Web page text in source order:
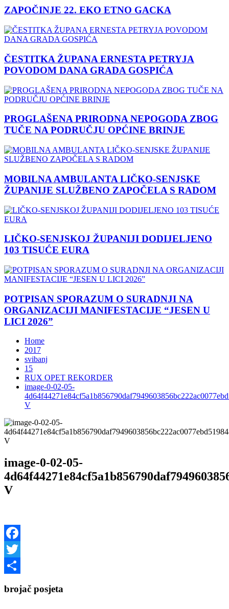
ZAPOČINJE 22. EKO ETNO GACKA
ČESTITKA ŽUPANA ERNESTA PETRYJA
POVODOM DANA GRADA GOSPIĆA
PROGLAŠENA PRIRODNA NEPOGODA ZBOG
TUČE NA PODRUČJU OPĆINE BRINJE
MOBILNA AMBULANTA LIČKO-SENJSKE
ŽUPANIJE SLUŽBENO ZAPOČELA S RADOM
LIČKO-SENJSKOJ ŽUPANIJI DODIJELJENO
103 TISUĆE EURA
POTPISAN SPORAZUM O SURADNJI NA
ORGANIZACIJI MANIFESTACIJE “JESEN U
LICI 2026”
Home
2017
svibanj
15
RUX OPET REKORDER
image-0-02-05-
V
image-0-02-05-
V
Facebook
Twitter
brojač posjeta